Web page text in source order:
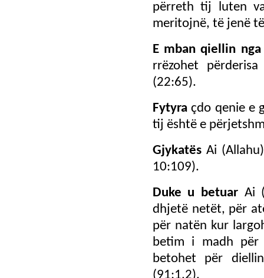
përreth tij luten
meritojnë, të jenë
E mban qiellin
rrëzohet
(22:65).
Fytyraçdo qenie e
tij është e
GjykatësAi
10:109).
Duke u betuar Ai
dhjetë netët, për
për natën kur
betim i madh për
betohet për